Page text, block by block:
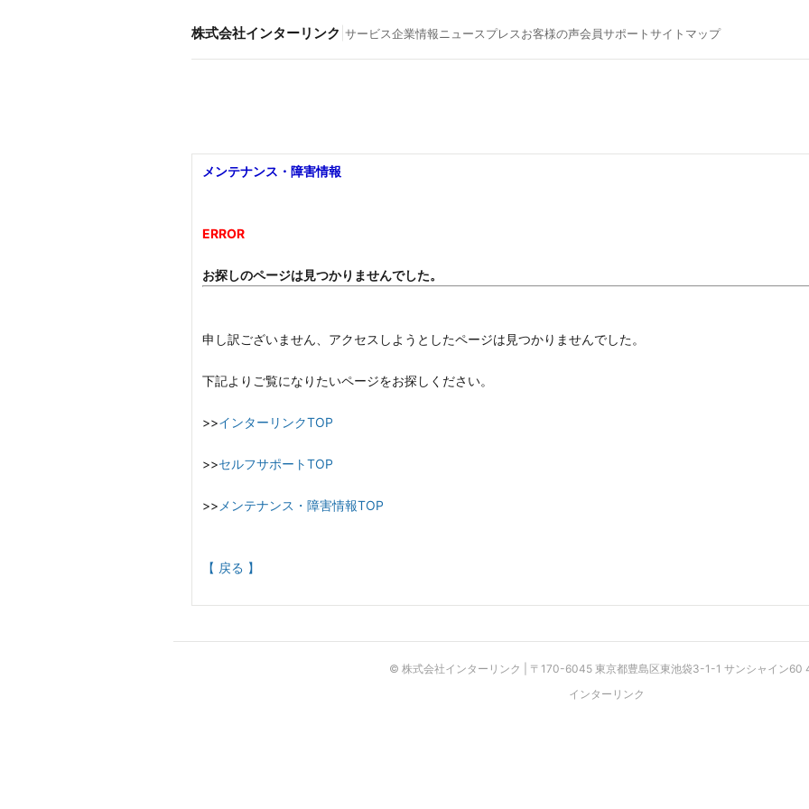
株式会社インターリンク サービス企業情報ニュースプレスお客様の声会員サポートサイトマップ
メンテナンス・障害情報
ERROR
お探しのページは見つかりませんでした。
申し訳ございません、アクセスしようとしたページは見つかりませんでした。
下記よりご覧になりたいページをお探しください。
>>インターリンクTOP
>>セルフサポートTOP
>> メンテナンス・障害情報TOP
【 戻る 】
© 株式会社インターリンク | 〒170-6045 東京都豊島区東池袋3-1-1 サンシャイン60
インターリンク